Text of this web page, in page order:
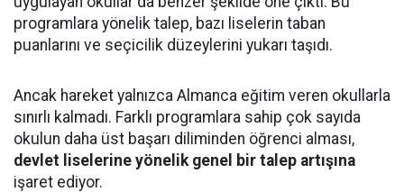
programlara yönelik talep, bazı liselerin taban
puanlarını ve seçicilik düzeylerini yukarı taşıdı.
Ancak hareket yalnızca Almanca eğitim veren okullarla
sınırlı kalmadı. Farklı programlara sahip çok sayıda
okulun daha üst başarı diliminden öğrenci alması,
devlet liselerine yönelik genel bir talep artışına
işaret ediyor.